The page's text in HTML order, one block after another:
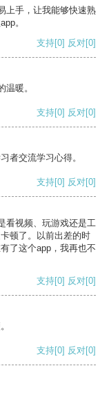
上手，让我能够快速熟
。
支持[0] 反对[0]
暖。
支持[0] 反对[0]
者交流学习心得。
支持[0] 反对[0]
看视频、玩游戏还是工
顿了。以前出差的时
了这个app，我再也不
支持[0] 反对[0]
支持[0] 反对[0]